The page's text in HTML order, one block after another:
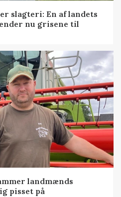
slagteri: En af landets
nu grisene til
landmænds
pisset på